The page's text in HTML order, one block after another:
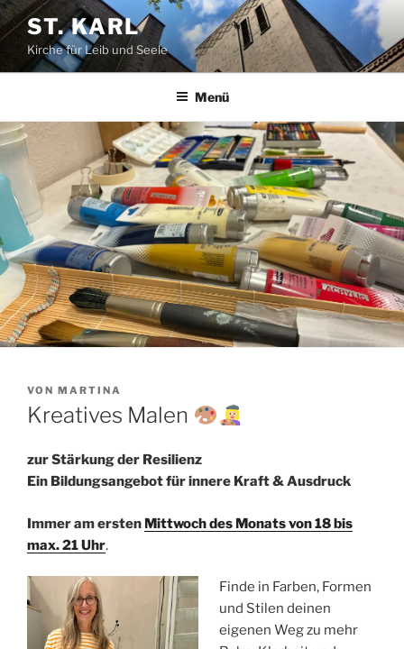
Zum
Inhalt
springen
ST. KARL
Kirche für Leib und Seele
Menü
VERÖFFENTLICHT
AM
VON MARTINA
Kreatives Malen
zur Stärkung der Resilienz
Ein Bildungsangebot für innere Kraft & Ausdruck
Immer am ersten Mittwoch des Monats von 18 bis
max. 21 Uhr.
Finde in Farben, Formen
und Stilen deinen
eigenen Weg zu mehr